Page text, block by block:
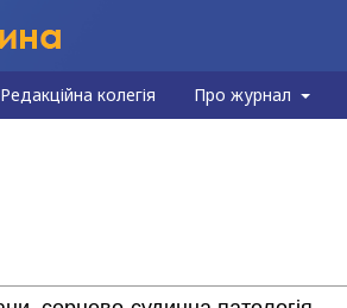
Редакційна колегія Про журнал